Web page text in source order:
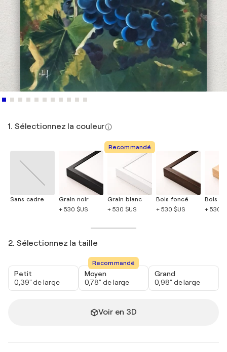
1. Sélectionnez la couleur
Sans cadre
Grain noir
+ 530 $US
Recommandé
Grain blanc
+ 530 $US
Bois foncé
+ 530 $US
Bois
+ 530
2. Sélectionnez la taille
Petit
0,39" de large
Recommandé
Moyen
0,78" de large
Grand
0,98" de large
Voir en 3D